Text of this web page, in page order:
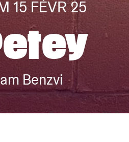
❤ you
15 FÉVR 25
Benzvi